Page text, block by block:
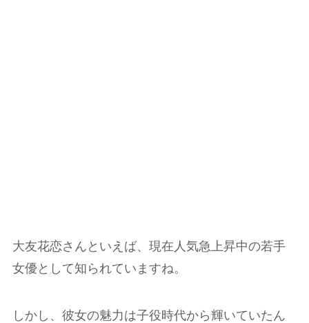
大友花恋さんといえば、現在人気急上昇中の若手
女優として知られていますね。
しかし、彼女の魅力は子役時代から輝いていたん